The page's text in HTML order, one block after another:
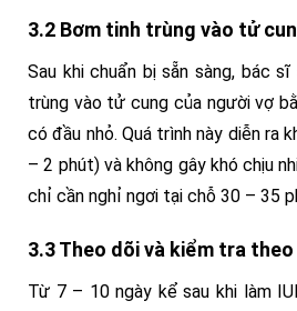
3.2 Bơm tinh trùng vào tử
Sau khi chuẩn bị sẵn sàng, bác
trùng vào tử cung của người vợ
có đầu nhỏ. Quá trình này diễn ra
– 2 phút) và không gây khó chịu
chỉ cần nghỉ ngơi tại chỗ 30 – 35
3.3 Theo dõi và kiểm tra
Từ 7 – 10 ngày kể sau khi làm